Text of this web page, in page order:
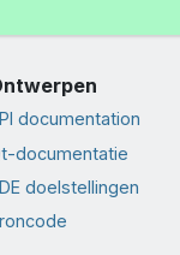
documentation
documentatie
doelstellingen